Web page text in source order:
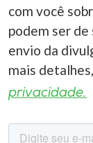
com você
podem ser de
envio da
mais
privacidade.